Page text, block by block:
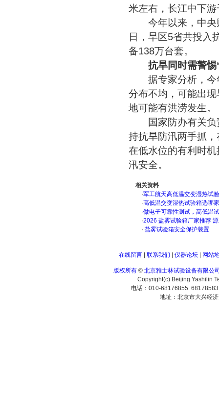
米左右，长江中下
今年以来，中央
日，旱区5省共投入
备138万台套。
抗旱同时需警惕“
据专家分析，今
分布不均，可能出
地可能有洪涝发生。
国家防办有关负
持抗旱防汛两手抓
在低水位的有利时
汛安全。
相关资料
·军工航天高低温交变湿热试
·高低温交变湿热试验箱选哪
·做电子可靠性测试，高低温
·2026 盐雾试验箱厂家推荐
· 盐雾试验箱安全保护装置
在线留言| 联系我们 仪器论坛| 网站
版权所有 © 北京雅士林试验设备有限公
Copyright(c) Beijing Yashilin
电话：010-68176855
地址：北京市大兴经